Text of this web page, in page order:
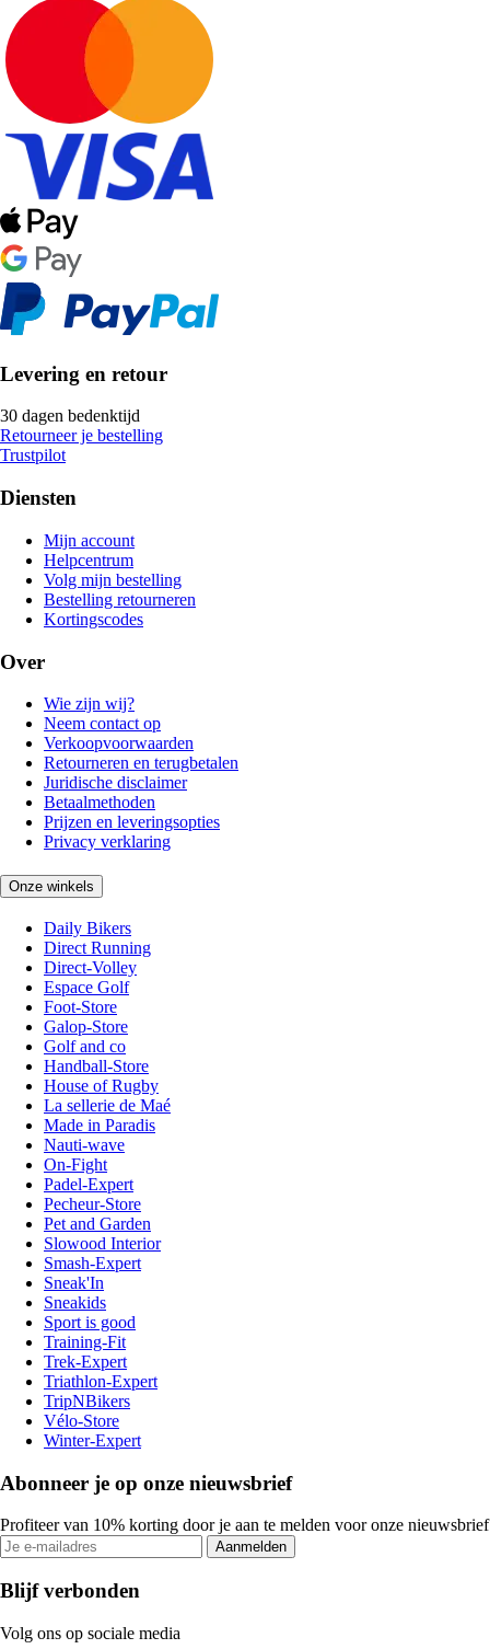
Levering en retour
30 dagen bedenktijd
Retourneer je bestelling
Trustpilot
Diensten
Mijn account
Helpcentrum
Volg mijn bestelling
Bestelling retourneren
Kortingscodes
Over
Wie zijn wij?
Neem contact op
Verkoopvoorwaarden
Retourneren en terugbetalen
Juridische disclaimer
Betaalmethoden
Prijzen en leveringsopties
Privacy verklaring
Onze winkels
Daily Bikers
Direct Running
Direct-Volley
Espace Golf
Foot-Store
Galop-Store
Golf and co
Handball-Store
House of Rugby
La sellerie de Maé
Made in Paradis
Nauti-wave
On-Fight
Padel-Expert
Pecheur-Store
Pet and Garden
Slowood Interior
Smash-Expert
Sneak'In
Sneakids
Sport is good
Training-Fit
Trek-Expert
Triathlon-Expert
TripNBikers
Vélo-Store
Winter-Expert
Abonneer je op onze nieuwsbrief
Profiteer van 10% korting door je aan te melden voor onze nieuwsbrief
Aanmelden
Blijf verbonden
Volg ons op sociale media